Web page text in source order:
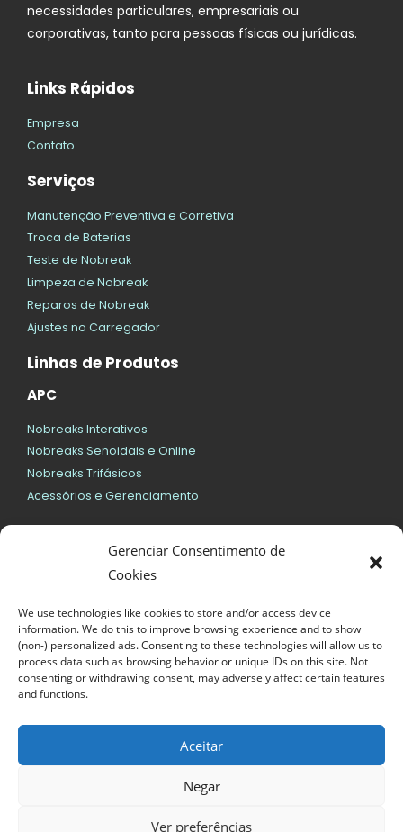
Gerenciar Consentimento de
Cookies
We use technologies like cookies to store and/or access device
information. We do this to improve browsing experience and to show
(non-) personalized ads. Consenting to these technologies will allow us to
process data such as browsing behavior or unique IDs on this site. Not
consenting or withdrawing consent, may adversely affect certain features
and functions.
Aceitar
Negar
Ver preferências
necessidades particulares, empresariais ou
corporativas, tanto para pessoas físicas ou jurídicas.
Links Rápidos
Empresa
Contato
Serviços
Manutenção Preventiva e Corretiva
Troca de Baterias
Teste de Nobreak
Limpeza de Nobreak
Reparos de Nobreak
Ajustes no Carregador
Linhas de Produtos
APC
Nobreaks Interativos
Nobreaks Senoidais e Online
Nobreaks Trifásicos
Acessórios e Gerenciamento
SMS
Geral
Bateria para Nobreaks
Nobreaks Vertiv/Emerson
Nobreaks DELTA
Nobreaks EATON
Servidores, Notebooks e Desktops
vendas@mdtups.com.br